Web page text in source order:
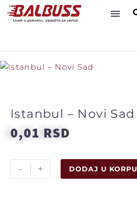
Istanbul – Novi Sad
0,01 RSD
- + DODAJ U KORPU